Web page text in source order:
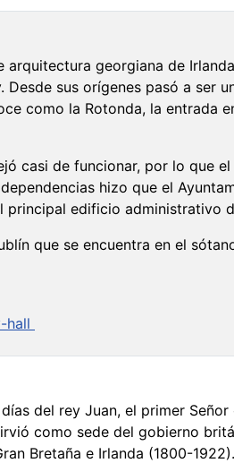
georgiana de
sus orígenes pasó a ser
como la Rotonda, la entrada
casi de funcionar, por lo que
hizo que el
edificio administrativo
que se encuentra en el
hall
del rey Juan, el primer
como sede del gobierno
Bretaña e Irlanda (1800-